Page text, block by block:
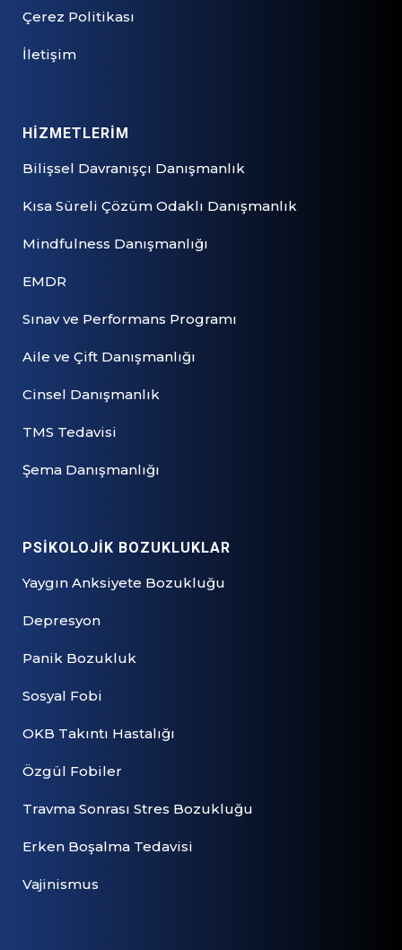
Çerez Politikası
İletişim
HİZMETLERİM
Bilişsel Davranışçı Danışmanlık
Kısa Süreli Çözüm Odaklı Danışmanlık
Mindfulness Danışmanlığı
EMDR
Sınav ve Performans Programı
Aile ve Çift Danışmanlığı
Cinsel Danışmanlık
TMS Tedavisi
Şema Danışmanlığı
PSİKOLOJİK BOZUKLUKLAR
Yaygın Anksiyete Bozukluğu
Depresyon
Panik Bozukluk
Sosyal Fobi
OKB Takıntı Hastalığı
Özgül Fobiler
Travma Sonrası Stres Bozukluğu
Erken Boşalma Tedavisi
Vajinismus